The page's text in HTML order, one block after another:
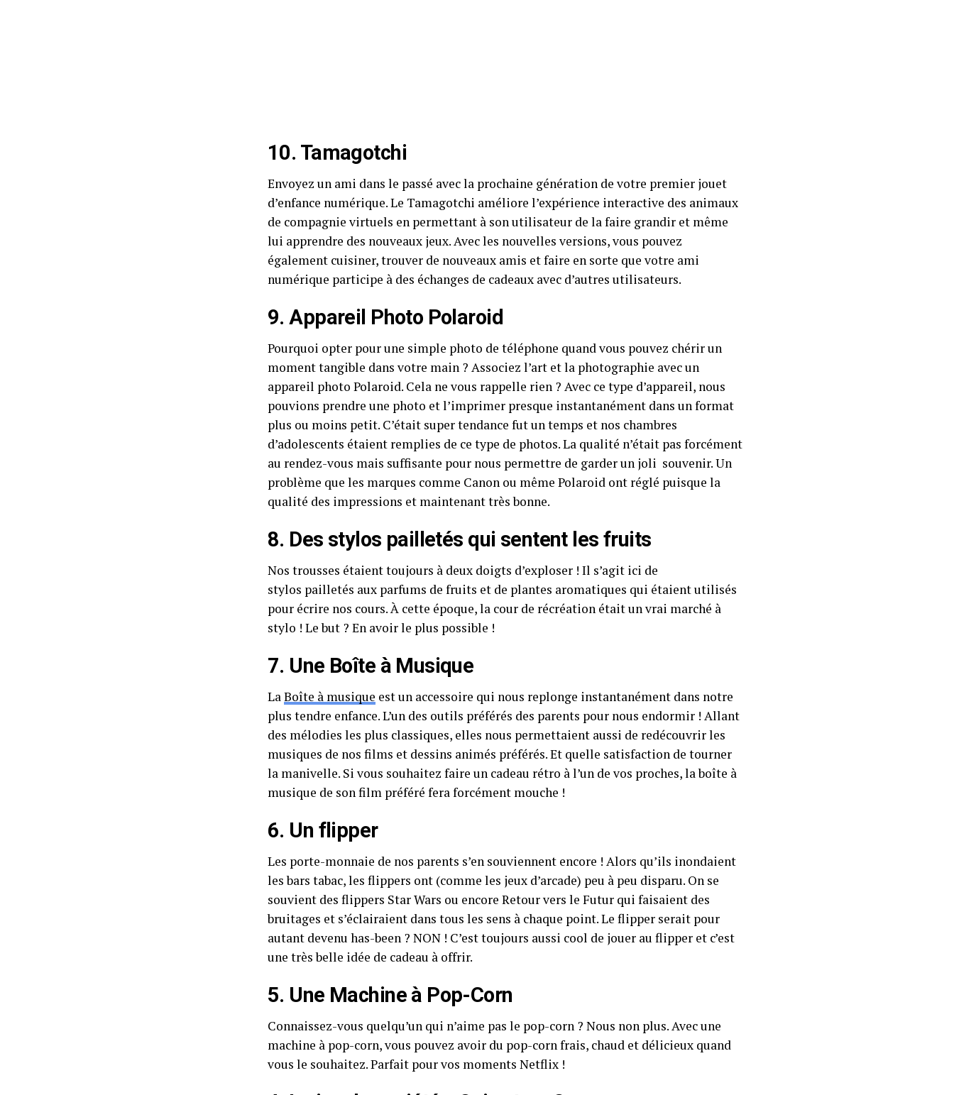
10. Tamagotchi
Envoyez un ami dans le passé avec la prochaine génération de votre premier jouet
d’enfance numérique. Le Tamagotchi améliore l’expérience interactive des animaux
de compagnie virtuels en permettant à son utilisateur de la faire grandir et même
lui apprendre des nouveaux jeux. Avec les nouvelles versions, vous pouvez
également cuisiner, trouver de nouveaux amis et faire en sorte que votre ami
numérique participe à des échanges de cadeaux avec d’autres utilisateurs.
9. Appareil Photo Polaroid
Pourquoi opter pour une simple photo de téléphone quand vous pouvez chérir un
moment tangible dans votre main ? Associez l’art et la photographie avec un
appareil photo Polaroid. Cela ne vous rappelle rien ? Avec ce type d’appareil, nous
pouvions prendre une photo et l’imprimer presque instantanément dans un format
plus ou moins petit. C’était super tendance fut un temps et nos chambres
d’adolescents étaient remplies de ce type de photos. La qualité n’était pas forcément
au rendez-vous mais suffisante pour nous permettre de garder un joli souvenir. Un
problème que les marques comme Canon ou même Polaroid ont réglé puisque la
qualité des impressions et maintenant très bonne.
8. Des stylos pailletés qui sentent les fruits
Nos trousses étaient toujours à deux doigts d’exploser ! Il s’agit ici de
stylos pailletés aux parfums de fruits et de plantes aromatiques qui étaient utilisés
pour écrire nos cours. À cette époque, la cour de récréation était un vrai marché à
stylo ! Le but ? En avoir le plus possible !
7. Une Boîte à Musique
LaBoîte à musique est un accessoire qui nous replonge instantanément dans notre
plus tendre enfance. L’un des outils préférés des parents pour nous endormir ! Allant
des mélodies les plus classiques, elles nous permettaient aussi de redécouvrir les
musiques de nos films et dessins animés préférés. Et quelle satisfaction de tourner
la manivelle. Si vous souhaitez faire un cadeau rétro à l’un de vos proches, la boîte à
musique de son film préféré fera forcément mouche !
6. Un flipper
Les porte-monnaie de nos parents s’en souviennent encore ! Alors qu’ils inondaient
les bars tabac, les flippers ont (comme les jeux d’arcade) peu à peu disparu. On se
souvient des flippers Star Wars ou encore Retour vers le Futur qui faisaient des
bruitages et s’éclairaient dans tous les sens à chaque point. Le flipper serait pour
autant devenu has-been ? NON ! C’est toujours aussi cool de jouer au flipper et c’est
une très belle idée de cadeau à offrir.
5. Une Machine à Pop-Corn
Connaissez-vous quelqu’un qui n’aime pas le pop-corn ? Nous non plus. Avec une
machine à pop-corn, vous pouvez avoir du pop-corn frais, chaud et délicieux quand
vous le souhaitez. Parfait pour vos moments Netflix !